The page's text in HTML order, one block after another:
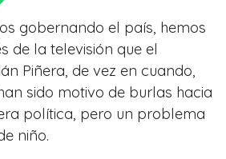
gobernando el país, hemos
de la televisión que el
Piñera, de vez en cuando,
sido motivo de burlas hacia
política, pero un problema
niño.